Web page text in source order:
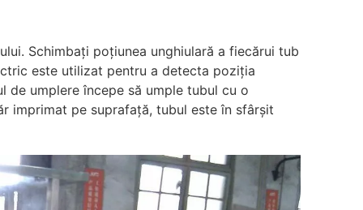
Schimbați poțiunea unghiulară a fiecărui tub
este utilizat pentru a detecta poziția
umplere începe să umple tubul cu o
imprimat pe suprafață, tubul este în sfârșit